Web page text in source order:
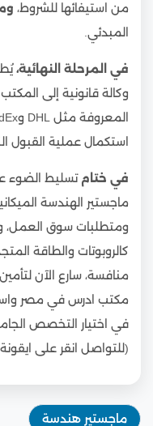
من استيفائها للشروط،
المبدئي.
في المرحلة النهائية،
وكالة قانونية إلى
استكمال عملية القبول
في ختام تسليط الضوء
ماجستير الهندسة
ومتطلبات سوق العمل،
كالروبوتات والطاقة
منافسة، سارع الآن
مكتب ادرس في مصر
في اختيار التخصص
(للتواصل انقر على
ماجستير هندسة